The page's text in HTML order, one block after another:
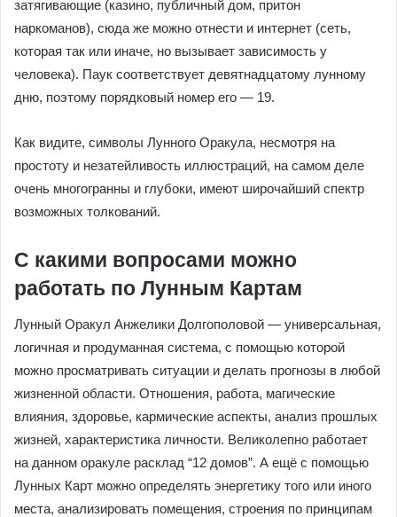
затягивающие (казино, публичный дом, притон
наркоманов), сюда же можно отнести и интернет (сеть,
которая так или иначе, но вызывает зависимость у
человека). Паук соответствует девятнадцатому лунному
дню, поэтому порядковый номер его — 19.
Как видите, символы Лунного Оракула, несмотря на
простоту и незатейливость иллюстраций, на самом деле
очень многогранны и глубоки, имеют широчайший спектр
возможных толкований.
С какими вопросами можно
работать по Лунным Картам
Лунный Оракул Анжелики Долгополовой — универсальная,
логичная и продуманная система, с помощью которой
можно просматривать ситуации и делать прогнозы в любой
жизненной области. Отношения, работа, магические
влияния, здоровье, кармические аспекты, анализ прошлых
жизней, характеристика личности. Великолепно работает
на данном оракуле расклад “12 домов”. А ещё с помощью
Лунных Карт можно определять энергетику того или иного
места, анализировать помещения, строения по принципам